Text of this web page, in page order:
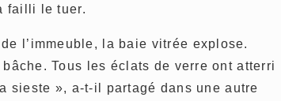
failli le tuer.
l’immeuble, la baie vitrée explose.
Tous les éclats de verre ont atterri
sieste », a-t-il partagé dans une autre